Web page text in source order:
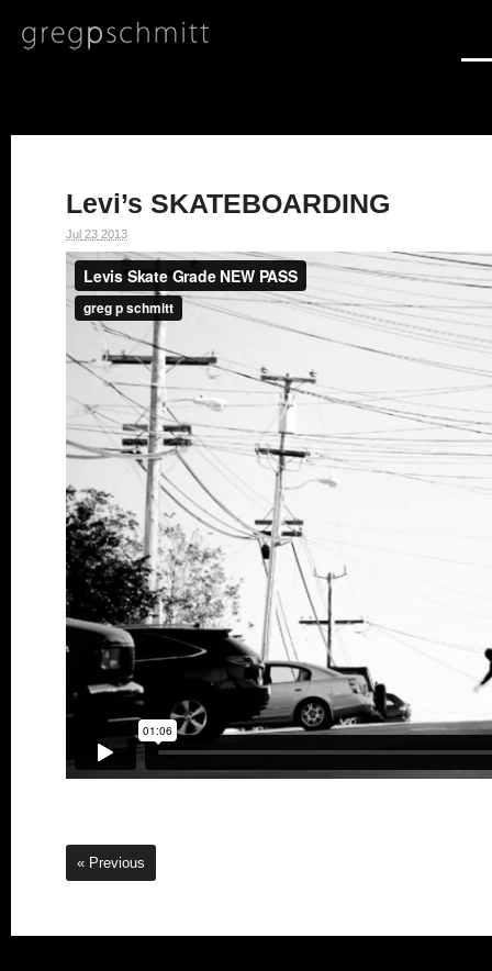
Levi’s SKATEBOARDING
Jul 23 2013
« Previous